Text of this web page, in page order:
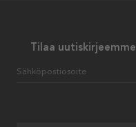
Tilaa uutiskirjeemme
Sähköpostiosoite